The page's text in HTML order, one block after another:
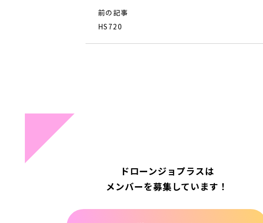
前の記事
HS720
ドローンジョプラスは
メンバーを募集しています！